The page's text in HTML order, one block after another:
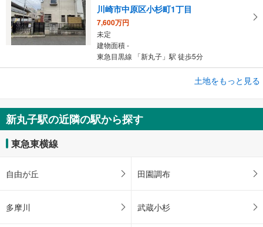
川崎市中原区小杉町1丁目
7,600万円
未定
建物面積 -
東急目黒線 「新丸子」駅 徒歩5分
川崎市中原区小杉陣屋町1丁目
1億600万円
土地をもっと見る
新丸子駅の近隣の駅から探す
東急東横線
自由が丘 田園調布
多摩川 武蔵小杉